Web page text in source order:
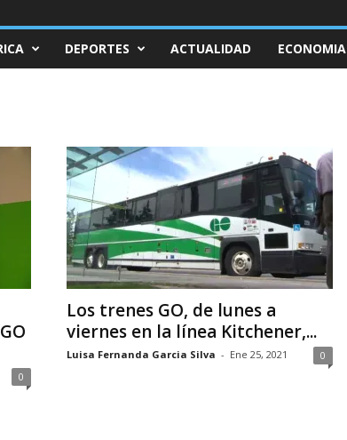
DEPORTES ACTUALIDAD ECONOMIA
0
Los trenes GO, de lunes a
viernes en la línea Kitchener,...
Luisa Fernanda Garcia Silva - Ene 25, 2021 0